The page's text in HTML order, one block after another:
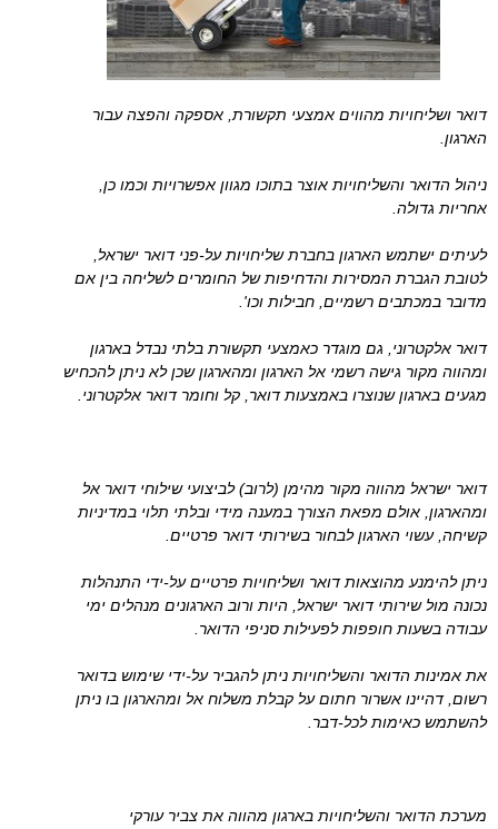
דואר ושליחויות מהווים אמצעי תקשורת, אספקה והפצה עבור
הארגון.
ניהול הדואר והשליחויות אוצר בתוכו מגוון אפשרויות וכמו כן,
אחריות גדולה.
לעיתים ישתמש הארגון בחברת שליחויות על-פני דואר ישראל,
לטובת הגברת המסירות והדחיפות של החומרים לשליחה בין אם
מדובר במכתבים רשמיים, חבילות וכו'.
דואר אלקטרוני, גם מוגדר כאמצעי תקשורת בלתי נבדל בארגון
ומהווה מקור גישה רשמי אל הארגון ומהארגון שכן לא ניתן להכחיש
מגעים בארגון שנוצרו באמצעות דואר, קל וחומר דואר אלקטרוני.
דואר ישראל מהווה מקור מהימן (לרוב) לביצועי שילוחי דואר אל
ומהארגון, אולם מפאת הצורך במענה מידי ובלתי תלוי במדיניות
קשיחה, עשוי הארגון לבחור בשירותי דואר פרטיים.
ניתן להימנע מהוצאות דואר ושליחויות פרטיים על-ידי התנהלות
נכונה מול שירותי דואר ישראל, היות ורוב הארגונים מנהלים ימי
עבודה בשעות חופפות לפעילות סניפי הדואר.
את אמינות הדואר והשליחויות ניתן להגביר על-ידי שימוש בדואר
רשום, דהיינו אשרור חתום על קבלת משלוח אל ומהארגון בו ניתן
להשתמש כאימות לכל-דבר.
מערכת הדואר והשליחויות בארגון מהווה את צביר עורקי